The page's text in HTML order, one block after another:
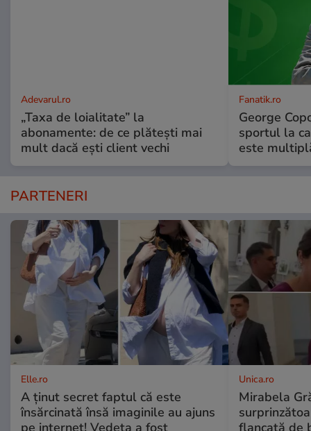
Adevarul.ro
„Taxa de loialitate” la
abonamente: de ce plătești mai
mult dacă ești client vechi
Fanatik.ro
George
sportul la
este
PARTENERI
Elle.ro
A ținut secret faptul că este
însărcinată însă imaginile au ajuns
Unica.ro
Mirabela